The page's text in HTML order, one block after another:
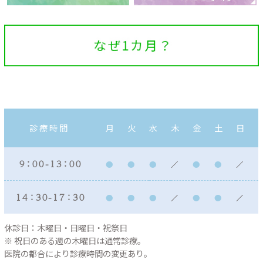
診療時間 月 火 水 木 金 土 日
９：００ - １３：００
１４：３０ - １７：３０
休診日：木曜日・日曜日・祝祭日
※ 祝日のある週の木曜日は通常診療。
医院の都合により診療時間の変更あり。